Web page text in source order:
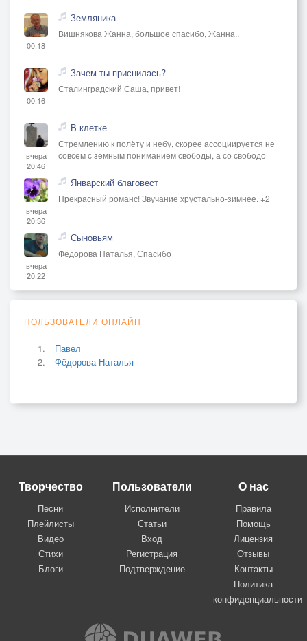
00:18
Земляника
Вишнякова Жанна, большое спасибо, Жанна..
00:16
Зачем ты приснилась?
Сталинградский Саша, привет!
вчера
20:46
В клетке
Стремлению к полёту и небу, скорее ассоциируется не
совсем с земным пониманием свободы, а со свободо
вчера
20:36
Январский благовест
Прекрасный романс! Звучание хрустально-зимнее. +2
вчера
20:22
Сыновьям
Фёдорова Наталья, Спасибо
ПОЛЬЗОВАТЕЛИ ОНЛАЙН
Павел
Фёдорова Наталья
Творчество
Песни
Плейлисты
Видео
Стихи
Блоги
Пользователи
Исполнители
Статьи
Вход
Регистрация
Подтверждение
О нас
Правила
Помощь
Лицензия
Отзывы
Контакты
Политика
конфиденциальности